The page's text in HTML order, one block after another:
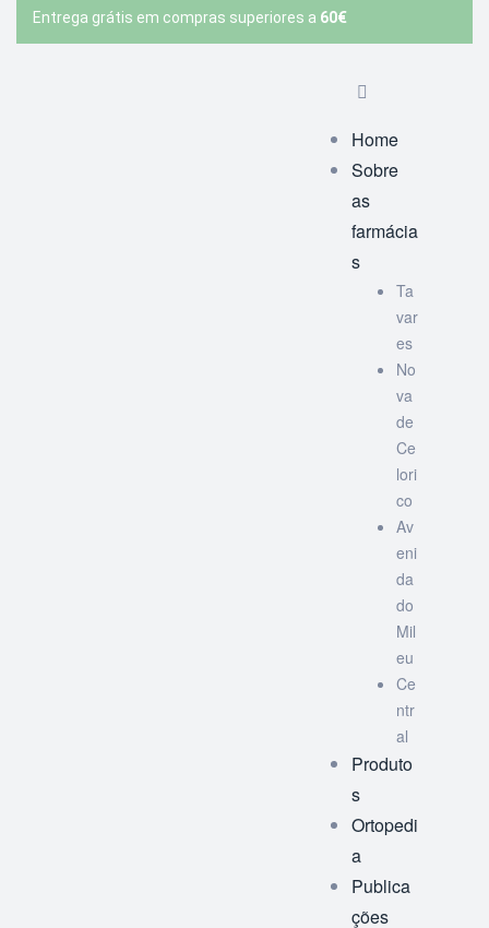
Entrega grátis em compras superiores a 60€
Home
Sobre
as
farmácia
s
Ta
var
es
No
va
de
Ce
lori
co
Av
eni
da
do
Mil
eu
Ce
ntr
al
Produto
s
Ortopedi
a
Publica
ções